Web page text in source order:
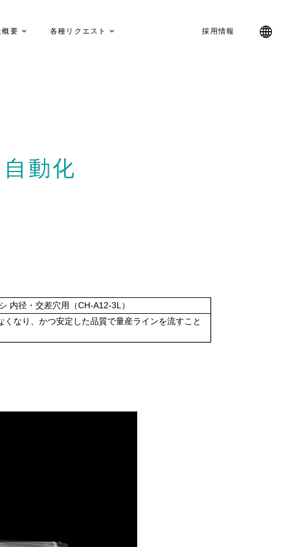
概要 各種リクエスト 採用情報
動化
内径・交差穴用（CH-A12-3L）
くなり、かつ安定した品質で量産ラインを流すこと